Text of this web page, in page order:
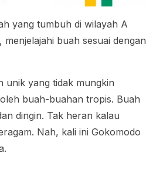
yang tumbuh di wilayah A
buah sesuai dengan
unik yang tidak mungkin
buah-buahan tropis. Buah
dingin. Tak heran kalau
Nah, kali ini Gokomodo